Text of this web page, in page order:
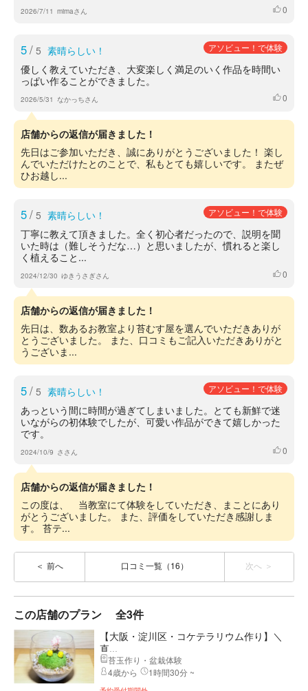
2026/7/11 mimaさん いいね
0
5/ 5 素晴らしい！ アソビュー！で体験
優しく教えていただき、大変楽しく満足のいく作品を時間い
っぱい作ることができました。
2026/5/31 なかっちさん いいね
0
店舗からの返信が届きました！
先日はご参加いただき、誠にありがとうございました！ 楽し
んでいただけたとのことで、私もとても嬉しいです。 またぜ
ひお越し...
5/ 5 素晴らしい！ アソビュー！で体験
丁寧に教えて頂きました。全く初心者だったので、説明を聞
いた時は（難しそうだな…）と思いましたが、慣れると楽し
く植えること...
2024/12/30 ゆきうさぎさん いいね
0
店舗からの返信が届きました！
先日は、数あるお教室より苔むす屋を選んでいただきありが
とうございました。 また、口コミもご記入いただきありがと
うございま...
5/ 5 素晴らしい！ アソビュー！で体験
あっという間に時間が過ぎてしまいました。とても新鮮で迷
いながらの初体験でしたが、可愛い作品ができて嬉しかった
です。
2024/10/9 ささん いいね
0
店舗からの返信が届きました！
この度は、 当教室にて体験をしていただき、まことにあり
がとうございました。 また、評価をしていただき感謝しま
す。 苔テ...
前へ 口コミ一覧（16） 次へ
この店舗のプラン 全3件
【大阪・淀川区・コケテラリウム作り】＼
直...
苔玉作り・盆栽体験
4歳から
1時間30分 ~